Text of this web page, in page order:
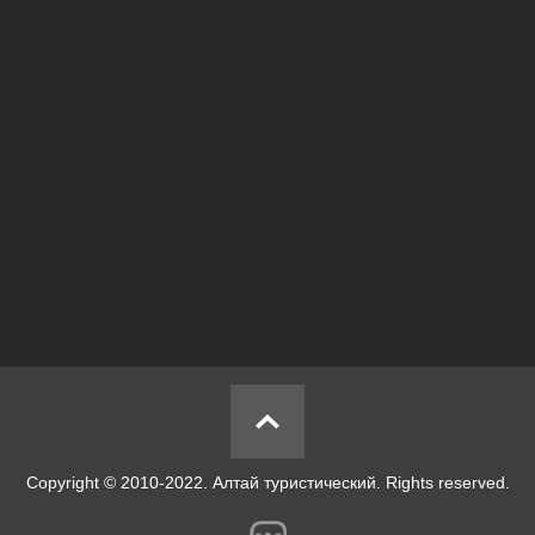
Copyright © 2010-2022. Алтай туристический. Rights reserved.